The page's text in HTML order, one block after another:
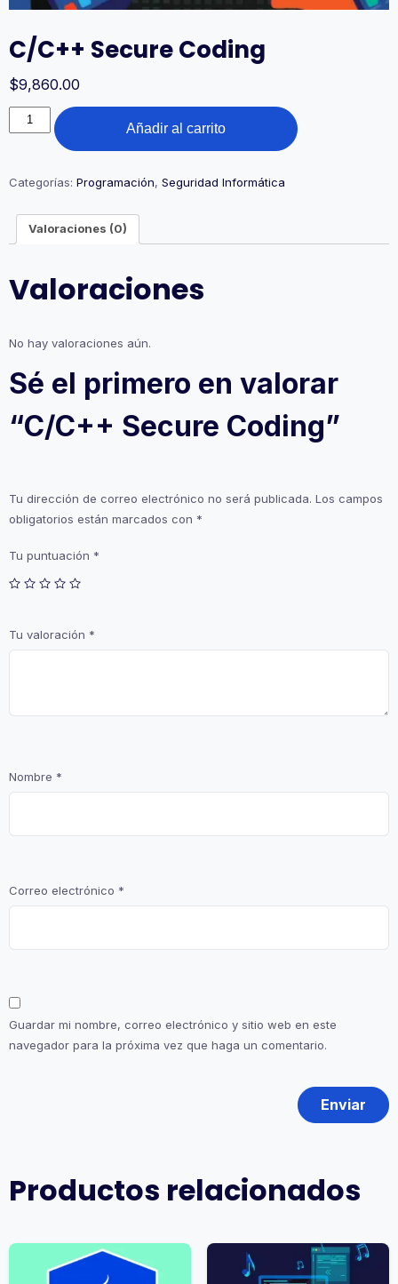
C/C++ Secure Coding
$9,860.00
C/C++
Secure
Añadir al carrito
Categorías: Programación, Seguridad Informática
Valoraciones (0)
Valoraciones
No hay valoraciones aún.
Sé el primero en valorar
“C/C++ Secure Coding”
Tu dirección de correo electrónico no será publicada. Los campos
obligatorios están marcados con *
Tu puntuación *
Tu valoración *
Nombre *
Correo electrónico *
Guardar mi nombre, correo electrónico y sitio web en este
navegador para la próxima vez que haga un comentario.
Productos relacionados